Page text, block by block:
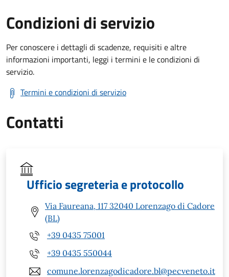
Condizioni di servizio
Per conoscere i dettagli di scadenze, requisiti e altre
informazioni importanti, leggi i termini e le condizioni di
servizio.
Termini e condizioni di servizio
Contatti
Ufficio segreteria e protocollo
Via Faureana, 117 32040 Lorenzago di Cadore
(BL)
+39 0435 75001
+39 0435 550044
comune.lorenzagodicadore.bl@pecveneto.it